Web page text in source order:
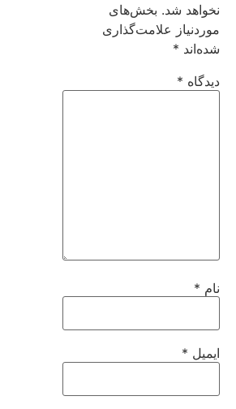
نخواهد شد. بخش‌های
موردنیاز علامت‌گذاری
شده‌اند *
دیدگاه *
نام *
ایمیل *